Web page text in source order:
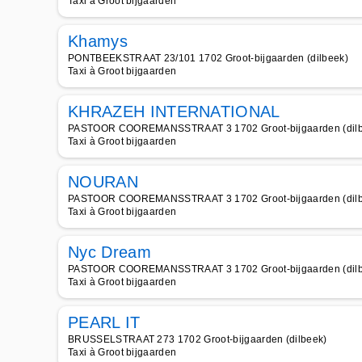
Khamys
PONTBEEKSTRAAT 23/101 1702 Groot-bijgaarden (dilbeek)
Taxi à Groot bijgaarden
KHRAZEH INTERNATIONAL
PASTOOR COOREMANSSTRAAT 3 1702 Groot-bijgaarden
Taxi à Groot bijgaarden
NOURAN
PASTOOR COOREMANSSTRAAT 3 1702 Groot-bijgaarden
Taxi à Groot bijgaarden
Nyc Dream
PASTOOR COOREMANSSTRAAT 3 1702 Groot-bijgaarden
Taxi à Groot bijgaarden
PEARL IT
BRUSSELSTRAAT 273 1702 Groot-bijgaarden (dilbeek)
Taxi à Groot bijgaarden